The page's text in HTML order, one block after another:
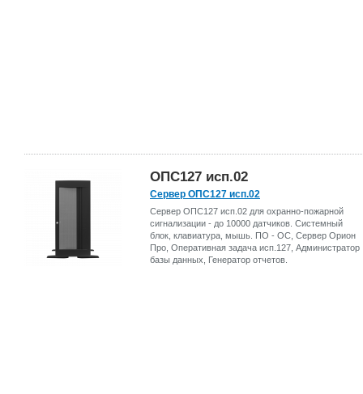
ОПС127 исп.02
Сервер ОПС127 исп.02
Сервер ОПС127 исп.02 для охранно-пожарной
сигнализации - до 10000 датчиков. Системный
блок, клавиатура, мышь. ПО - ОС, Сервер Орион
Про, Оперативная задача исп.127, Администратор
базы данных, Генератор отчетов.